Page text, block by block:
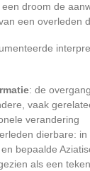
droom de
een overleden
: de
vaak
verandering
dierbare: in
bepaalde
als een